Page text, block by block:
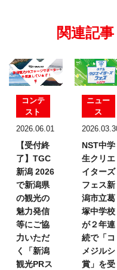
関連記
コンテ
スト
2026.06.01
【受付終
了】TGC
新潟 2026
で新潟県
の観光の
魅力発信
等にご協
力いただ
く「新潟
観光PRス
ニュー
ス
NST中学
生クリエ
イターズ
フェス新
潟市立葛
塚中学校
が２年連
続で「コ
メジルシ
賞」を受